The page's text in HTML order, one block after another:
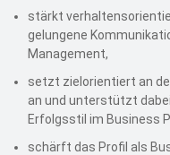
stärkt
gelungene
Management,
setzt zielorientiert an
an und unterstützt
Erfolgsstil im Business
schärft das Profil als